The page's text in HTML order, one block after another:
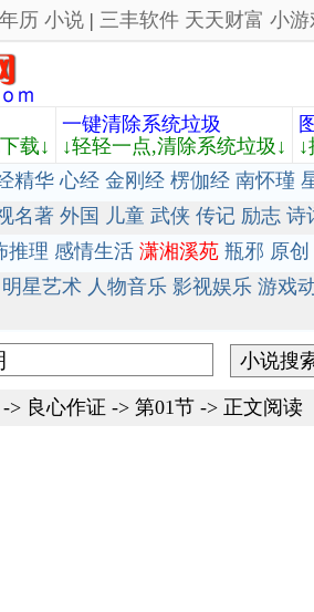
历 小说 | 三丰软件 天天财富 小游
载↓
一键清除系统垃圾
↓轻轻一点,清除系统垃圾↓
精华 心经 金刚经 楞伽经 南怀瑾
名著 外国 儿童 武侠 传记 励志 诗
推理 感情生活 潇湘溪苑 瓶邪 原创
明星艺术 人物音乐 影视娱乐 游戏
-> 良心作证 -> 第01节 -> 正文阅读